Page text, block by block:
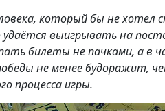
который бы не хотел
выигрывать на
билеты не пачками, а в
не менее будоражит,
процесса игры.